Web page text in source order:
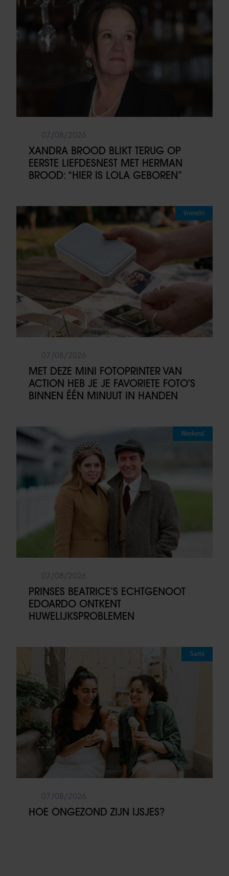
XANDRA BROOD BLIKT TERUG OP
EERSTE LIEFDESNEST MET HERMAN
BROOD: “HIER IS LOLA GEBOREN”
Vriendin
MET DEZE MINI FOTOPRINTER VAN
ACTION HEB JE JE FAVORIETE FOTO’S
BINNEN ÉÉN MINUUT IN HANDEN
Weekend
PRINSES BEATRICE’S ECHTGENOOT
EDOARDO ONTKENT
HUWELIJKSPROBLEMEN
Sante
HOE ONGEZOND ZIJN IJSJES?